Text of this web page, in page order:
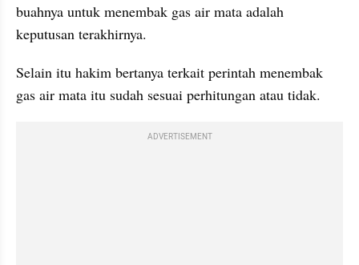
buahnya untuk menembak gas air mata adalah
keputusan terakhirnya.
Selain itu hakim bertanya terkait perintah menembak
gas air mata itu sudah sesuai perhitungan atau tidak.
ADVERTISEMENT